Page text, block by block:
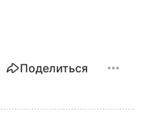
Поделиться